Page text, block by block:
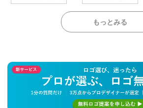
もっとみる